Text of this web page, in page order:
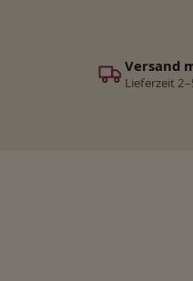
Versand
Lieferzeit